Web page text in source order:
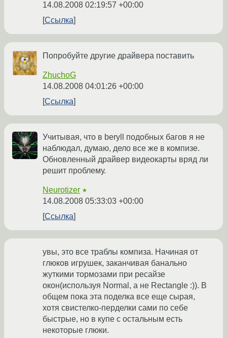
14.08.2008 02:19:57 +00:00
Ссылка
Попробуйте другие драйвера поставить
ZhuchoG
14.08.2008 04:01:26 +00:00
Ссылка
Учитывая, что в beryll подобных багов я не
наблюдал, думаю, дело все же в компизе.
Обновленный драйвер видеокарты вряд ли
решит проблему.
Neurotizer ★
14.08.2008 05:33:03 +00:00
Ссылка
увы, это все траблы компиза. Начиная от
глюков игрушек, заканчивая банально
жуткими тормозами при ресайзе
окон(используя Normal, а не Rectangle :)). В
общем пока эта поделка все еще сырая,
хотя свистелко-перделки сами по себе
быстрые, но в купе с остальным есть
некоторые глюки.